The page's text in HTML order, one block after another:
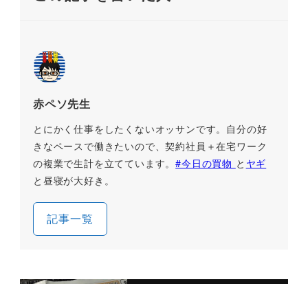
赤ペソ先生
とにかく仕事をしたくないオッサンです。自分の好
きなペースで働きたいので、契約社員＋在宅ワーク
の複業で生計を立てています。#今日の買物 と ヤギ
と昼寝が大好き。
記事一覧